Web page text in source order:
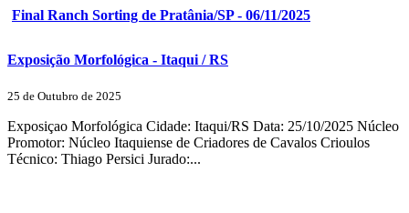
Final Ranch Sorting de Pratânia/SP - 06/11/2025
Exposição Morfológica - Itaqui / RS
25 de Outubro de 2025
Exposiçao Morfológica Cidade: Itaqui/RS Data: 25/10/2025 Núcleo
Promotor: Núcleo Itaquiense de Criadores de Cavalos Crioulos
Técnico: Thiago Persici Jurado:...